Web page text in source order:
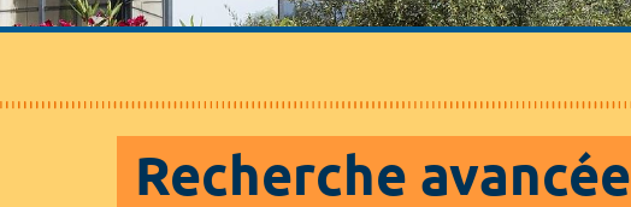
Recherche avancée